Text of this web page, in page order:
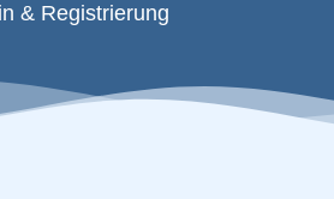
& Registrierung